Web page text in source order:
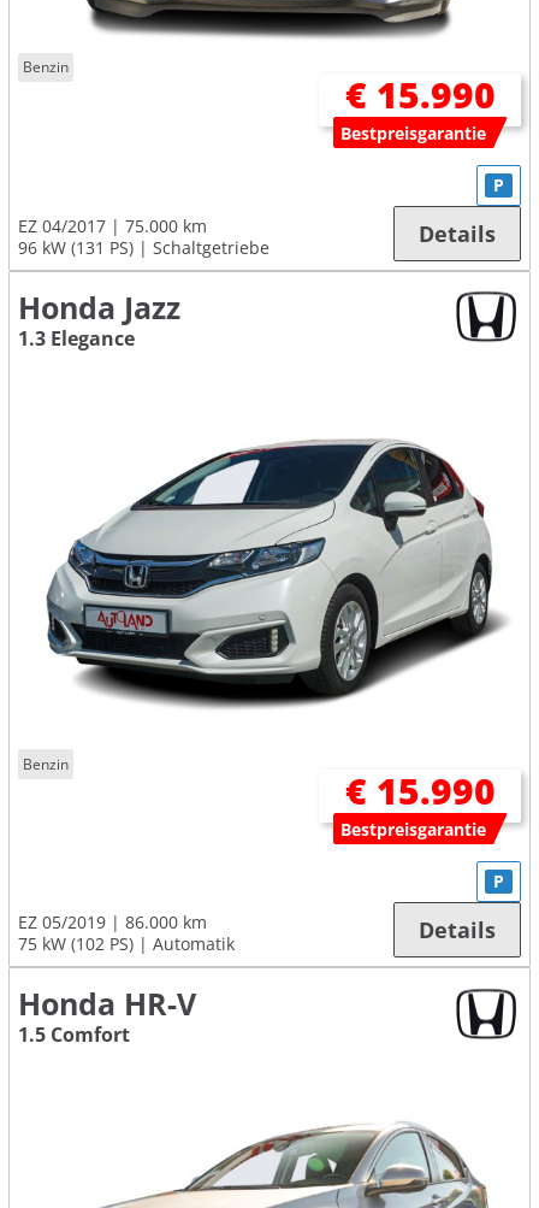
Benzin
€ 15.990
Bestpreisgarantie
EZ 04/2017
75.000 km
96 kW (131 PS)
Schaltgetriebe
P
Details
Honda Jazz
1.3 Elegance
Benzin
€ 15.990
Bestpreisgarantie
EZ 05/2019
86.000 km
75 kW (102 PS)
Automatik
P
Details
Honda HR-V
1.5 Comfort